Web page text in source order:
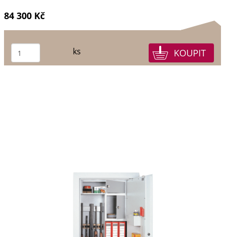
84 300 Kč
ks